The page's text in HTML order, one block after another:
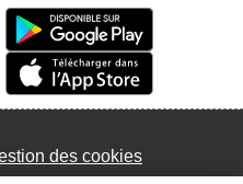
des cookies